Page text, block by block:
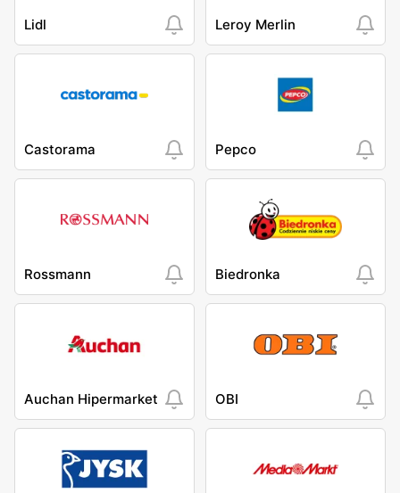
Lidl Leroy Merlin
Castorama Pepco
Rossmann Biedronka
Auchan Hipermarket OBI